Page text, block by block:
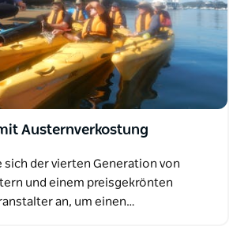
Austernverkostung
sich der vierten Generation von
und einem preisgekrönten
an, um einen…